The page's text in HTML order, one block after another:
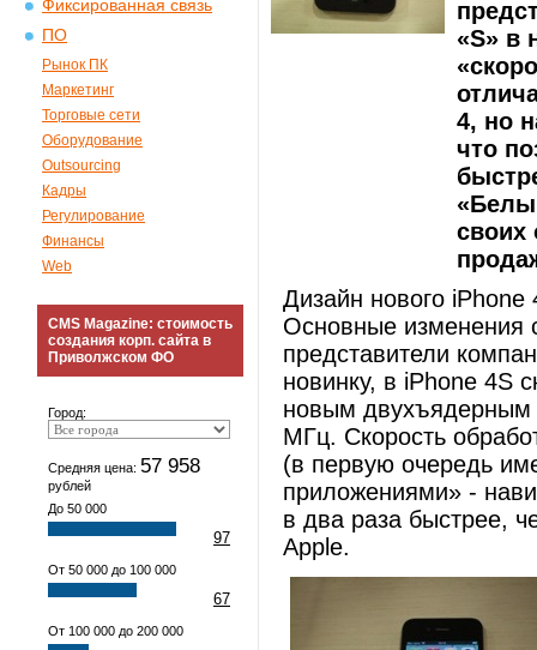
Фиксированная связь
ПО
Рынок ПК
Маркетинг
Торговые сети
Оборудование
Outsourcing
Кадры
Регулирование
Финансы
Web
CMS Magazine: стоимость
создания корп. сайта в
Приволжском ФО
Город:
Средняя цена: 57 958
рублей
До 50 000
97
От 50 000 до 100 000
67
От 100 000 до 200 000
«S» в
4, но
что
своих
Дизайн нового
Основные изменения
представители
новинку, в iPhone 4S
новым двухъядерным
МГц. Скорость
(в первую очередь
приложениями» -
в два раза быстрее,
Apple.